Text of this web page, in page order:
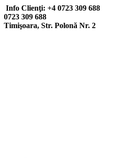
Info Clienţi: +4 0723 309 688
0723 309 688
Timişoara, Str. Polonă Nr. 2